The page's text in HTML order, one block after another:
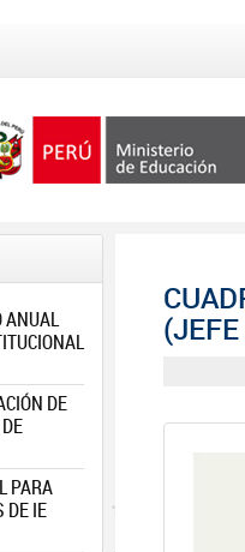
ANUAL
DE
PARA
DE IE